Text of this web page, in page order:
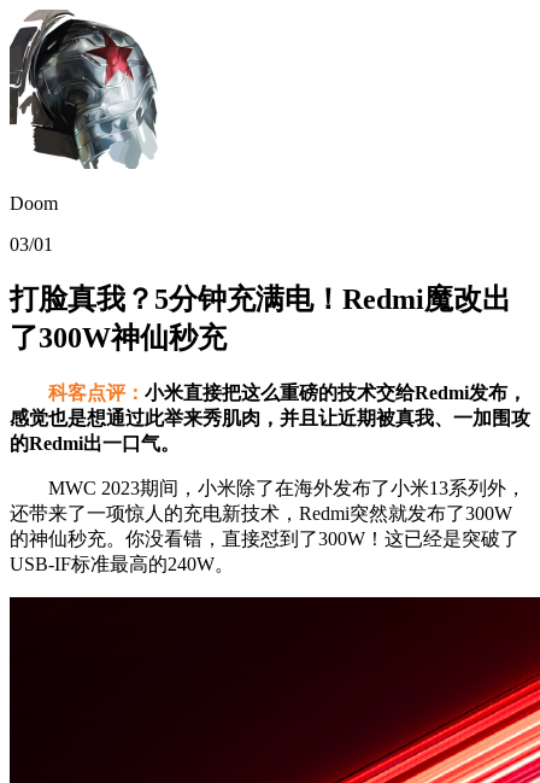
Doom
03/01
打脸真我？5分钟充满电！Redmi魔改出
了300W神仙秒充
科客点评： 小米直接把这么重磅的技术交给Redmi发布，
感觉也是想通过此举来秀肌肉，并且让近期被真我、一加围攻
的Redmi出一口气。
MWC 2023期间，小米除了在海外发布了小米13系列外，
还带来了一项惊人的充电新技术，Redmi突然就发布了300W
的神仙秒充。你没看错，直接怼到了300W！这已经是突破了
USB-IF标准最高的240W。